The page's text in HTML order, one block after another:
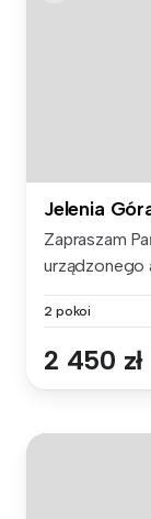
Jelenia
Zapraszam
urządzonego
2 pokoi
2 450 zł